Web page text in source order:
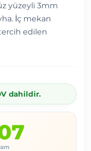
yüzeyli 3mm
İç mekan
edilen
dahildir.